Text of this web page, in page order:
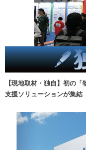
【現地取材・独自】初の
支援ソリューションが集結